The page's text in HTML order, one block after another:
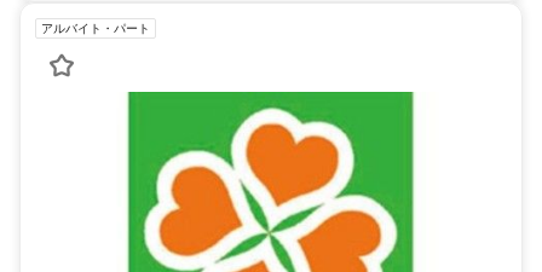
アルバイト・パート